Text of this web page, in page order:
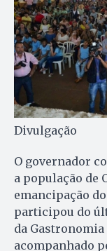
Divulgação
O governador
a população de
emancipação
participou do
da
acompanhado